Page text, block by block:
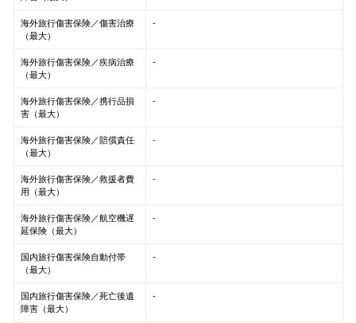
海外旅行傷害保険／傷害治療
（最大）
-
海外旅行傷害保険／疾病治療
（最大）
-
海外旅行傷害保険／携行品損
害（最大）
-
海外旅行傷害保険／賠償責任
（最大）
-
海外旅行傷害保険／救援者費
用（最大）
-
海外旅行傷害保険／航空機遅
延保険（最大）
-
国内旅行傷害保険自動付帯
（最大）
-
国内旅行傷害保険／死亡後遺
障害（最大）
-